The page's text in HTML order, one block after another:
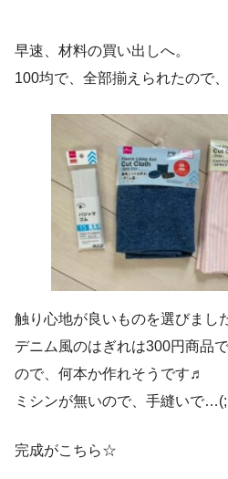
早速、材料の買い出しへ。
100均で、全部揃えられたので
触り心地が良いものを選びまし
デニム風のはぎれは300円商品
ので、何本か作れそうです♬
ミシンが無いので、手縫いで
完成がこちら☆